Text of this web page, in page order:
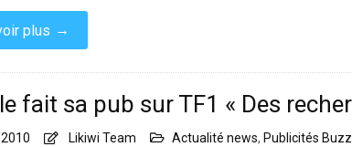
plus →
fait sa pub sur TF1 « Des
Likiwi Team Actualité news, Publicités Buzz